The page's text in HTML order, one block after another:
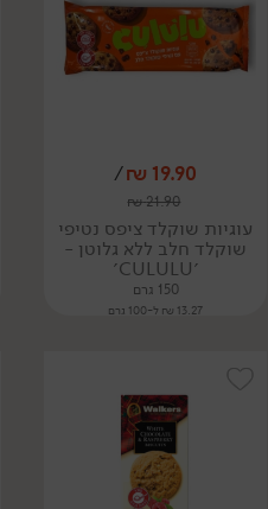
19.90
₪
/
21.90
₪
עוגיות שוקלד ציפס נטיפי
שוקלד חלב ללא גלוטן -
׳CULULU׳
150 גרם
13.27 ₪ ל-100 גרם